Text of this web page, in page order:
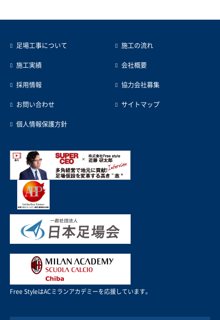
足場工事について 施工の流れ
施工実績 会社概要
採用情報 協力会社募集
お問い合わせ サイトマップ
個人情報保護方針
Free StyleはACミランアカデミーを応援しています。